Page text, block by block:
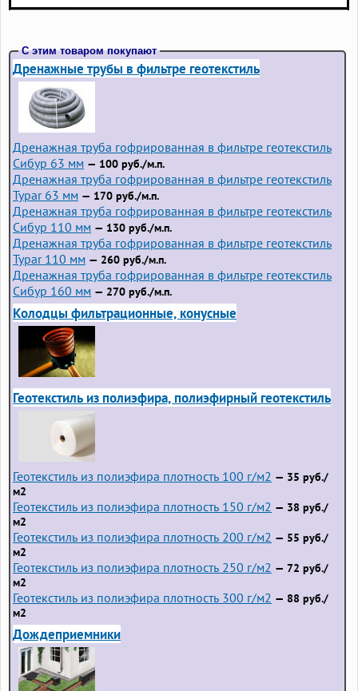
С этим товаром покупают
Дренажные трубы в фильтре геотекстиль
Дренажная труба гофрированная в фильтре геотекстиль
Сибур 63 мм — 100 руб./м.п.
Дренажная труба гофрированная в фильтре геотекстиль
Typar 63 мм — 170 руб./м.п.
Дренажная труба гофрированная в фильтре геотекстиль
Сибур 110 мм — 130 руб./м.п.
Дренажная труба гофрированная в фильтре геотекстиль
Typar 110 мм — 260 руб./м.п.
Дренажная труба гофрированная в фильтре геотекстиль
Сибур 160 мм — 270 руб./м.п.
Колодцы фильтрационные, конусные
Геотекстиль из полиэфира, полиэфирный геотекстиль
Геотекстиль из полиэфира плотность 100 г/м2 — 35 руб./
м2
Геотекстиль из полиэфира плотность 150 г/м2 — 38 руб./
м2
Геотекстиль из полиэфира плотность 200 г/м2 — 55 руб./
м2
Геотекстиль из полиэфира плотность 250 г/м2 — 72 руб./
м2
Геотекстиль из полиэфира плотность 300 г/м2 — 88 руб./
м2
Дождеприемники